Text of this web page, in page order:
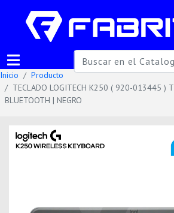
Inicio
Producto
TECLADO LOGITECH K250 ( 920-013445 )
BLUETOOTH | NEGRO